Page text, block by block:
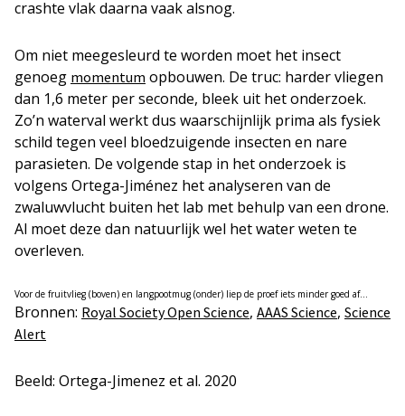
crashte vlak daarna vaak alsnog.
Om niet meegesleurd te worden moet het insect
genoeg momentum opbouwen. De truc: harder vliegen
dan 1,6 meter per seconde, bleek uit het onderzoek.
Zo’n waterval werkt dus waarschijnlijk prima als fysiek
schild tegen veel bloedzuigende insecten en nare
parasieten. De volgende stap in het onderzoek is
volgens Ortega-Jiménez het analyseren van de
zwaluwvlucht buiten het lab met behulp van een drone.
Al moet deze dan natuurlijk wel het water weten te
overleven.
Voor de fruitvlieg (boven) en langpootmug (onder) liep de proef iets minder goed af…
Bronnen: Royal Society Open Science, AAAS Science, Science
Alert
Beeld: Ortega-Jimenez et al. 2020